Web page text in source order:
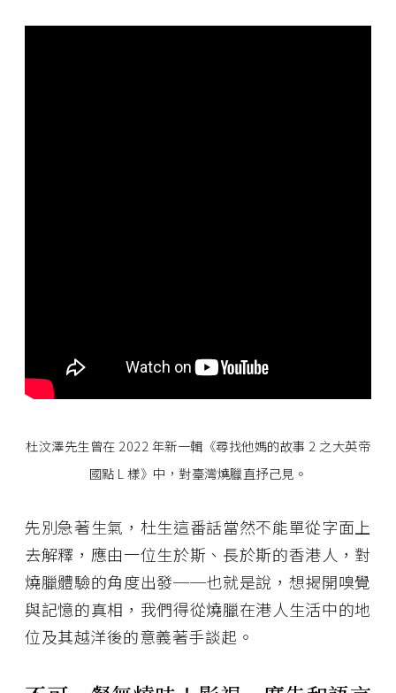
杜汶澤先生曾在 2022 年新一輯《尋找他媽的故事 2 之大英帝
國點 L 樣》中，對臺灣燒臘直抒己見。
先別急著生氣，杜生這番話當然不能單從字面上
去解釋，應由一位生於斯、長於斯的香港人，對
燒臘體驗的角度出發──也就是說，想揭開嗅覺
與記憶的真相，我們得從燒臘在港人生活中的地
位及其越洋後的意義著手談起。